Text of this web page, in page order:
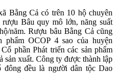
Bằng Cả có trên 10 hộ chuyên
Bâu quy mô lớn, năng suất
năm. Rượu bâu Bằng Cả cũng
phẩm OCOP 4 sao của huyện
phần Phát triển các sản phẩm
sản xuất. Công ty được thành lập
đều là người dân tộc Dao